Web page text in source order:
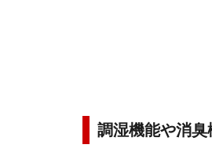
調湿機能や消